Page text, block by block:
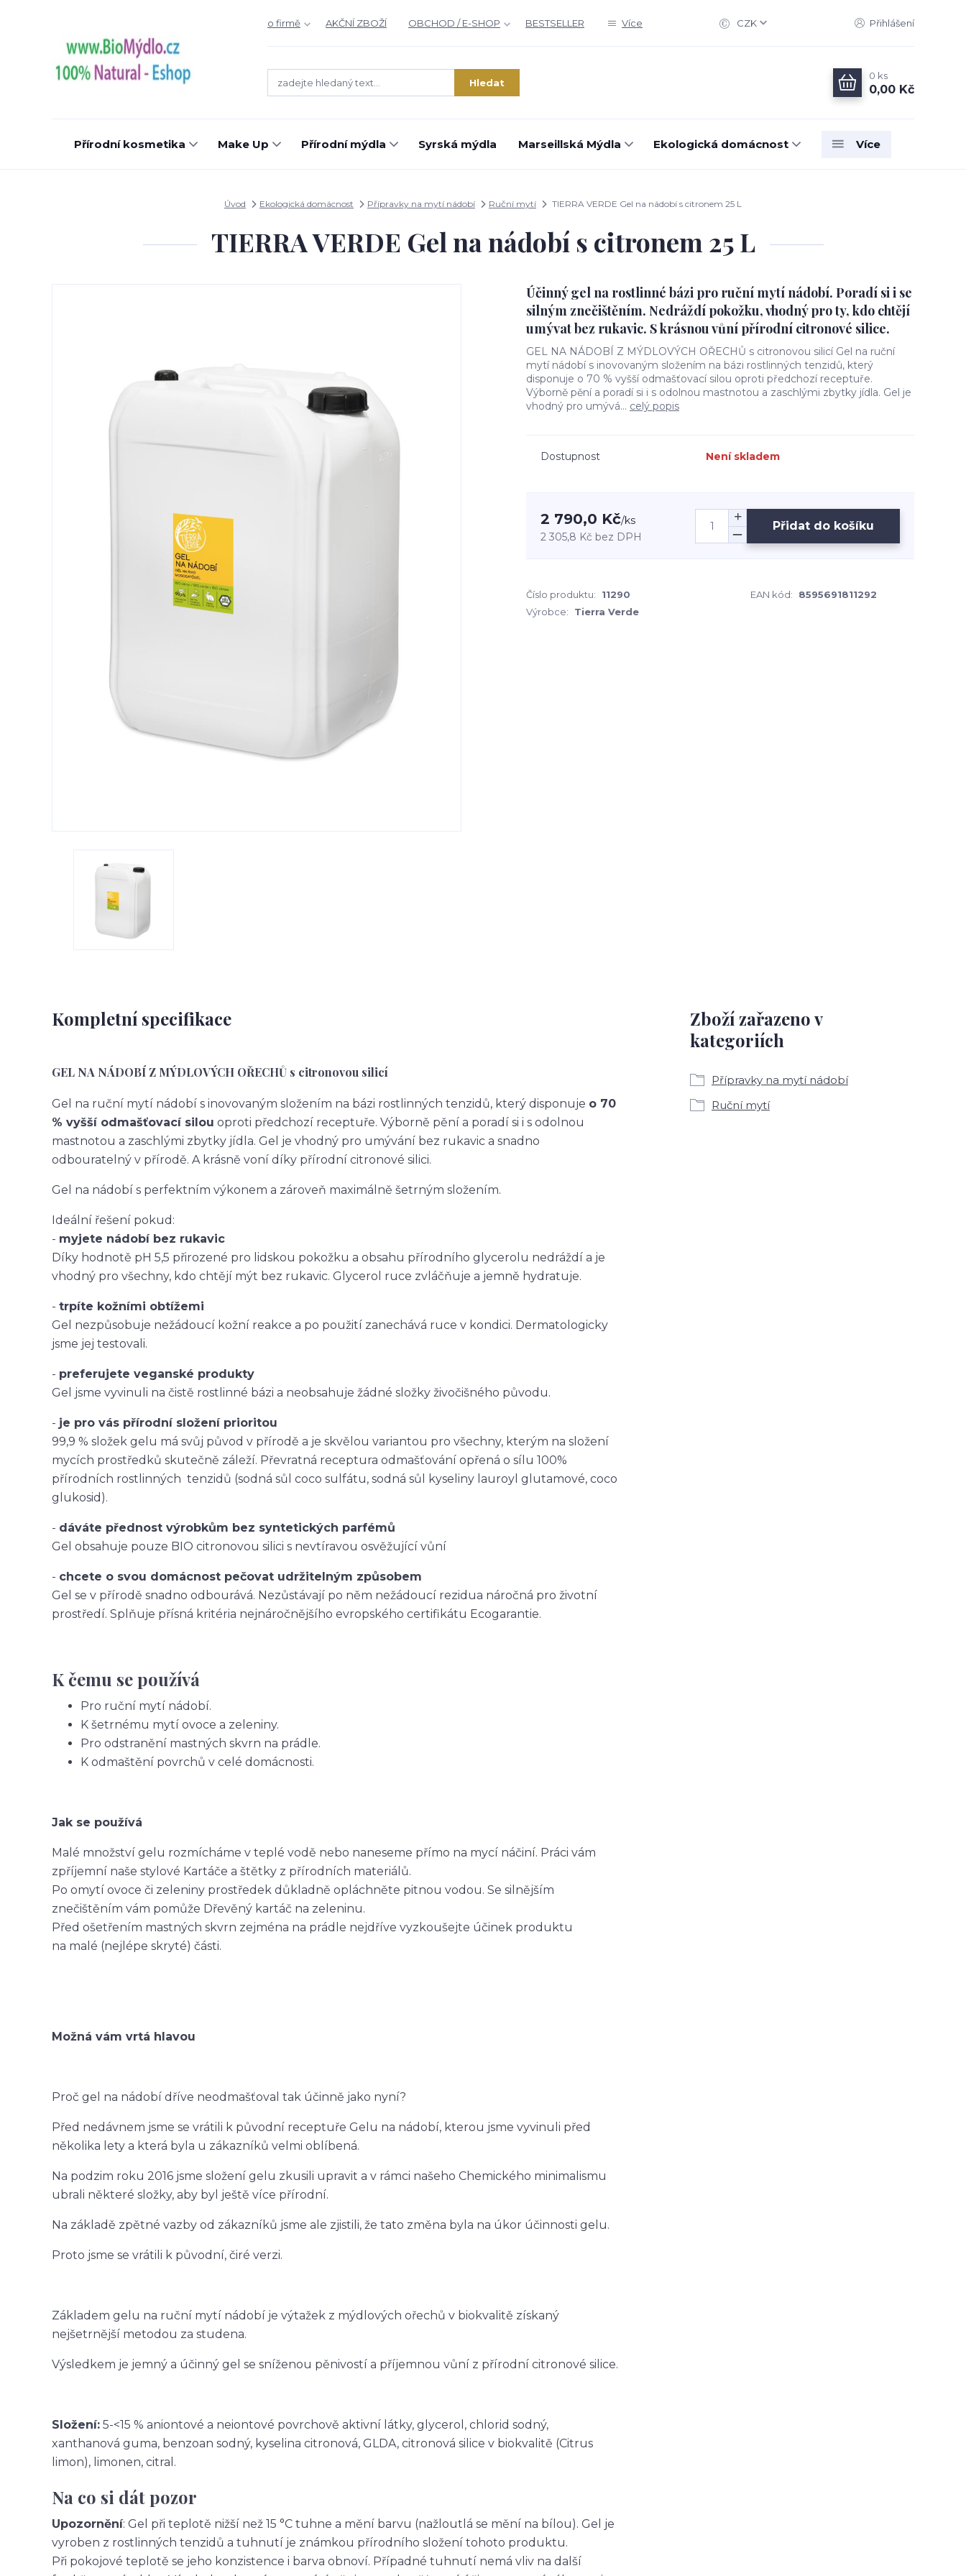
o firmě AKČNÍ ZBOŽÍ OBCHOD / E-SHOP BESTSELLER Více CZK Přihlášení
Hledat
0 ks
0,00 Kč
Přírodní kosmetika Make Up Přírodní mýdla Syrská mýdla Marseillská Mýdla Ekologická domácnost Více
Úvod Ekologická domácnost Přípravky na mytí nádobí Ruční mytí TIERRA VERDE Gel na nádobí s citronem 25 L
TIERRA VERDE Gel na nádobí s citronem 25 L
Účinný gel na rostlinné bázi pro ruční mytí nádobí. Poradí si i se
silným znečištěním. Nedráždí pokožku, vhodný pro ty, kdo chtějí
umývat bez rukavic. S krásnou vůní přírodní citronové silice.
GEL NA NÁDOBÍ Z MÝDLOVÝCH OŘECHŮ s citronovou silicí Gel na ruční
mytí nádobí s inovovaným složením na bázi rostlinných tenzidů, který
disponuje o 70 % vyšší odmašťovací silou oproti předchozí receptuře.
Výborně pění a poradí si i s odolnou mastnotou a zaschlými zbytky jídla. Gel je
vhodný pro umývá... celý popis
Dostupnost Není skladem
2 790,0 Kč/ks
2 305,8 Kč bez DPH
Přidat do košíku
Číslo produktu: 11290 EAN kód:
8595691811292
Výrobce:
Tierra Verde
Kompletní specifikace
GEL NA NÁDOBÍ Z MÝDLOVÝCH OŘECHŮ s citronovou silicí
Gel na ruční mytí nádobí s inovovaným složením na bázi rostlinných tenzidů, který disponuje o 70
% vyšší odmašťovací silou oproti předchozí receptuře. Výborně pění a poradí si i s odolnou
mastnotou a zaschlými zbytky jídla. Gel je vhodný pro umývání bez rukavic a snadno
odbouratelný v přírodě. A krásně voní díky přírodní citronové silici.
Gel na nádobí s perfektním výkonem a zároveň maximálně šetrným složením.
Ideální řešení pokud:
- myjete nádobí bez rukavic
Díky hodnotě pH 5,5 přirozené pro lidskou pokožku a obsahu přírodního glycerolu nedráždí a je
vhodný pro všechny, kdo chtějí mýt bez rukavic. Glycerol ruce zvláčňuje a jemně hydratuje.
- trpíte kožními obtížemi
Gel nezpůsobuje nežádoucí kožní reakce a po použití zanechává ruce v kondici. Dermatologicky
jsme jej testovali.
- preferujete veganské produkty
Gel jsme vyvinuli na čistě rostlinné bázi a neobsahuje žádné složky živočišného původu.
- je pro vás přírodní složení prioritou
99,9 % složek gelu má svůj původ v přírodě a je skvělou variantou pro všechny, kterým na složení
mycích prostředků skutečně záleží. Převratná receptura odmašťování opřená o sílu 100%
přírodních rostlinných tenzidů (sodná sůl coco sulfátu, sodná sůl kyseliny lauroyl glutamové, coco
glukosid).
- dáváte přednost výrobkům bez syntetických parfémů
Gel obsahuje pouze BIO citronovou silici s nevtíravou osvěžující vůní
- chcete o svou domácnost pečovat udržitelným způsobem
Gel se v přírodě snadno odbourává. Nezůstávají po něm nežádoucí rezidua náročná pro životní
prostředí. Splňuje přísná kritéria nejnáročnějšího evropského certifikátu Ecogarantie.
K čemu se používá
Pro ruční mytí nádobí.
K šetrnému mytí ovoce a zeleniny.
Pro odstranění mastných skvrn na prádle.
K odmaštění povrchů v celé domácnosti.
Jak se používá
Malé množství gelu rozmícháme v teplé vodě nebo naneseme přímo na mycí náčiní. Práci vám
zpříjemní naše stylové Kartáče a štětky z přírodních materiálů.
Po omytí ovoce či zeleniny prostředek důkladně opláchněte pitnou vodou. Se silnějším
znečištěním vám pomůže Dřevěný kartáč na zeleninu.
Před ošetřením mastných skvrn zejména na prádle nejdříve vyzkoušejte účinek produktu
na malé (nejlépe skryté) části.
Možná vám vrtá hlavou
Proč gel na nádobí dříve neodmašťoval tak účinně jako nyní?
Před nedávnem jsme se vrátili k původní receptuře Gelu na nádobí, kterou jsme vyvinuli před
několika lety a která byla u zákazníků velmi oblíbená.
Na podzim roku 2016 jsme složení gelu zkusili upravit a v rámci našeho Chemického minimalismu
ubrali některé složky, aby byl ještě více přírodní.
Na základě zpětné vazby od zákazníků jsme ale zjistili, že tato změna byla na úkor účinnosti gelu.
Proto jsme se vrátili k původní, čiré verzi.
Základem gelu na ruční mytí nádobí je výtažek z mýdlových ořechů v biokvalitě získaný
nejšetrnější metodou za studena.
Výsledkem je jemný a účinný gel se sníženou pěnivostí a příjemnou vůní z přírodní citronové silice.
Složení: 5-<15 % aniontové a neiontové povrchově aktivní látky, glycerol, chlorid sodný,
xanthanová guma, benzoan sodný, kyselina citronová, GLDA, citronová silice v biokvalitě (Citrus
limon), limonen, citral.
Na co si dát pozor
Upozornění: Gel při teplotě nižší než 15 °C tuhne a mění barvu (nažloutlá se mění na bílou). Gel je
vyroben z rostlinných tenzidů a tuhnutí je známkou přírodního složení tohoto produktu.
Při pokojové teplotě se jeho konzistence i barva obnoví. Případné tuhnutí nemá vliv na další
Zboží zařazeno v
kategoriích
Přípravky na mytí nádobí
Ruční mytí